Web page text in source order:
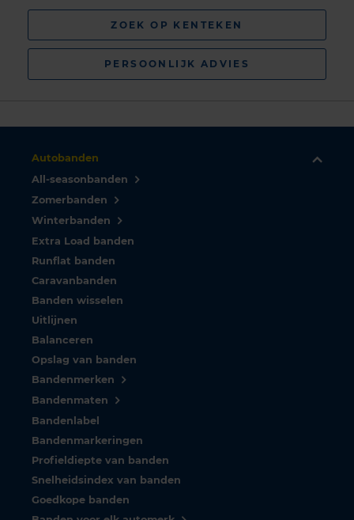
ZOEK OP KENTEKEN
PERSOONLIJK ADVIES
Autobanden
All-seasonbanden
Zomerbanden
Winterbanden
Extra Load banden
Runflat banden
Caravanbanden
Banden wisselen
Uitlijnen
Balanceren
Opslag van banden
Bandenmerken
Bandenmaten
Bandenlabel
Bandenmarkeringen
Profieldiepte van banden
Snelheidsindex van banden
Goedkope banden